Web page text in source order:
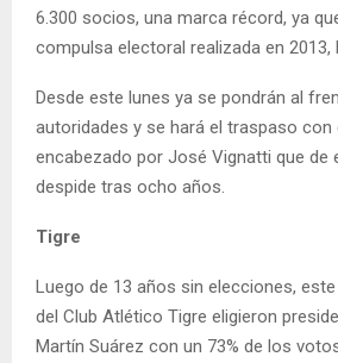
6.300 socios, una marca récord, ya
compulsa electoral realizada en 2013,
Desde este lunes ya se pondrán al
autoridades y se hará el traspaso
encabezado por José Vignatti que de
despide tras ocho años.
Tigre
Luego de 13 años sin elecciones,
del Club Atlético Tigre eligieron
Martín Suárez con un 73% de los